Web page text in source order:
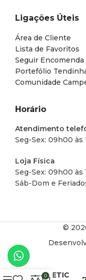
Ligações Úteis
Área de Cliente
Lista de Favoritos
Seguir Encomenda
Portefólio
Comunidade
Horário
Atendimento
Seg-Sex: 09h00
Loja Física
Seg-Sex: 09h00
Sáb-Dom e
©
DOMETIC
0